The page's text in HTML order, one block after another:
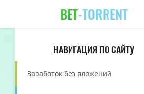
BET-TORRENT
НАВИГАЦИЯ ПО САЙТУ
Заработок без вложений